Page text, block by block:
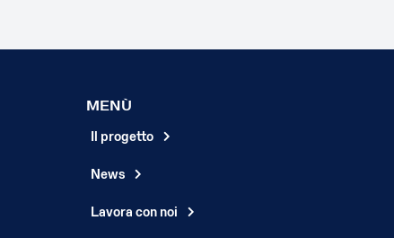
MENÙ
Il progetto
News
Lavora con noi